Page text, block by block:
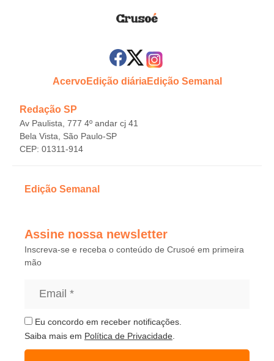
AcervoEdição diáriaEdição Semanal
Redação SP
Av Paulista, 777 4º andar cj 41
Bela Vista, São Paulo-SP
CEP: 01311-914
Edição Semanal
Assine nossa newsletter
Inscreva-se e receba o conteúdo de Crusoé em primeira
mão
Eu concordo em receber notificações.
Saiba mais em Política de Privacidade